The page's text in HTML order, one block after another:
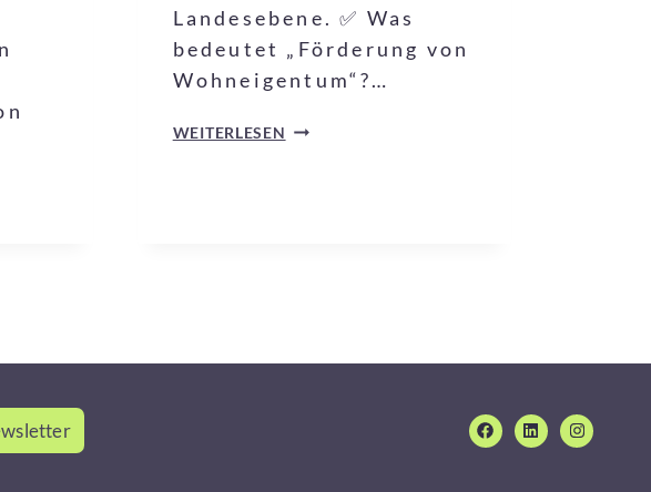
Landesebene. ✅ Was
bedeutet „Förderung von
Wohneigentum“?…
WEITERLESEN